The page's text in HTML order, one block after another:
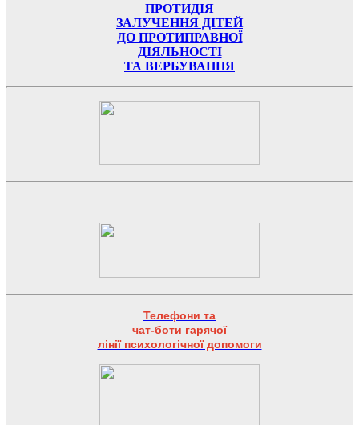
ПРОТИДІЯ
ЗАЛУЧЕННЯ ДІТЕЙ
ДО ПРОТИПРАВНОЇ
ДІЯЛЬНОСТІ
ТА ВЕРБУВАННЯ
Телефони та
чат-боти гарячої
лінії психологічної допомоги